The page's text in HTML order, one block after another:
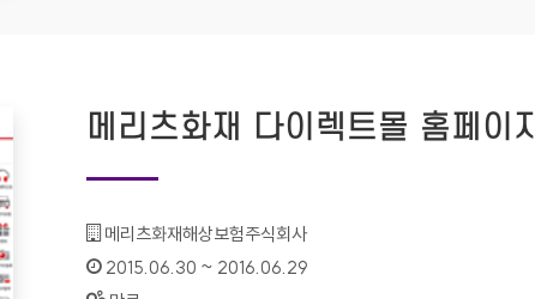
메리츠화재 다이렉트몰 홈페이
기관명 :
메리츠화재해상보험주식회사
인증기간 :
2015.06.30 ~ 2016.06.29